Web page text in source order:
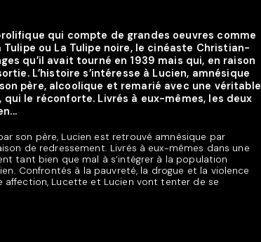
qui compte de grandes oeuvres comme
Tulipe ou La Tulipe noire, le cinéaste Christian-
qu’il avait tourné en 1939 mais qui, en raison
L’histoire s’intéresse à Lucien, amnésique
père, alcoolique et remarié avec une véritable
le réconforte. Livrés à eux-mêmes, les deux
son père, Lucien est retrouvé amnésique par
de redressement. Livrés à eux-mêmes dans une
tant bien que mal à s’intégrer à la population
Confrontés à la pauvreté, la drogue et la violence
affection, Lucette et Lucien vont tenter de se